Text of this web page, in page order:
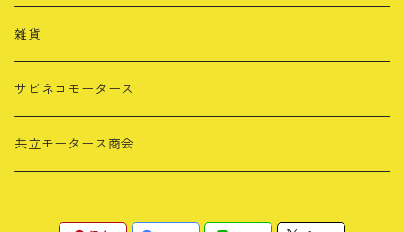
長袖Tシャツ
パーカー・スウェット
カラー別
レザーキーホルダー
タオル
キャップ
雑貨
サビネコモータース
共立モータース商会